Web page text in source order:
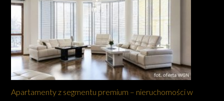
Apartamenty z segmentu premium – nieruchomości w